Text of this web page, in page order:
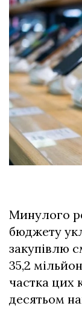
Минулого
бюджету
закупівлю
35,2
частка цих
десятьом